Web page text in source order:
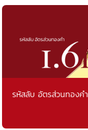
รหัสลับ อัตรส่วนทองคำ